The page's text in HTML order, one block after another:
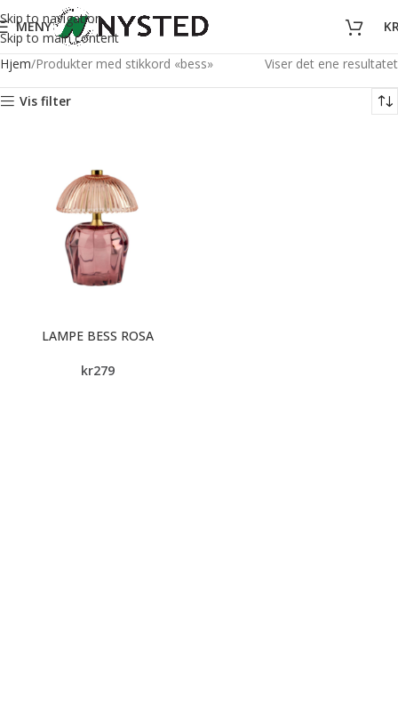
Skip to navigation
Skip to main content
MENY
Hjem Produkter med stikkord «bess» Viser det ene resultatet
Vis filter
LAMPE BESS ROSA
kr279